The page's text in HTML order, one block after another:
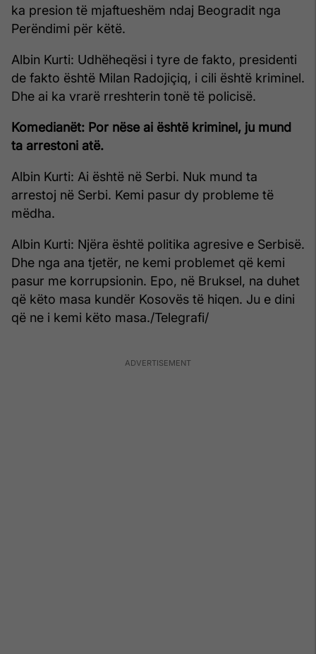
ka presion të mjaftueshëm ndaj Beogradit nga
Perëndimi për këtë.
Albin Kurti: Udhëheqësi i tyre de fakto, presidenti
de fakto është Milan Radojiçiq, i cili është kriminel.
Dhe ai ka vrarë rreshterin tonë të policisë.
Komedianët: Por nëse ai është kriminel, ju mund
ta arrestoni atë.
Albin Kurti: Ai është në Serbi. Nuk mund ta
arrestoj në Serbi. Kemi pasur dy probleme të
mëdha.
Albin Kurti: Njëra është politika agresive e Serbisë.
Dhe nga ana tjetër, ne kemi problemet që kemi
pasur me korrupsionin. Epo, në Bruksel, na duhet
që këto masa kundër Kosovës të hiqen. Ju e dini
që ne i kemi këto masa./Telegrafi/